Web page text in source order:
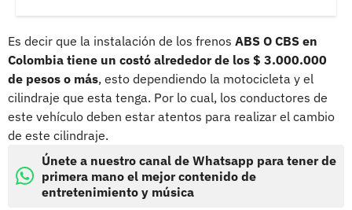
Es decir que la instalación de los frenos ABS O CBS en
Colombia tiene un costó alrededor de los $ 3.000.000
de pesos o más, esto dependiendo la motocicleta y el
cilindraje que esta tenga. Por lo cual, los conductores de
este vehículo deben estar atentos para realizar el cambio
de este cilindraje.
Únete a nuestro canal de Whatsapp para tener de
primera mano el mejor contenido de
entretenimiento y música